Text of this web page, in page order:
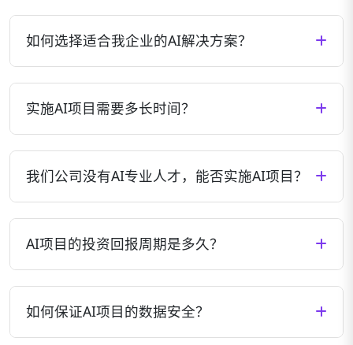
如何选择适合我企业的AI解决方案？
可以通过预约咨询，与我们的专家团队深入交流，共
同确定最佳方案。
实施AI项目需要多长时间？
个月，中型项目3-6个月，大型复杂项目可能需要6-12
个月。我们会在项目启动前提供详细的时间规划。
我们公司没有AI专业人才，能否实施AI项目？
们的团队会负责技术实施，同时培训您的团队掌握必
要的操作和维护技能。
AI项目的投资回报周期是多久？
决策类项目可能在6-12个月内产生明显回报，而创新
型应用可能需要1-2年时间实现价值最大化。我们会帮
如何保证AI项目的数据安全？